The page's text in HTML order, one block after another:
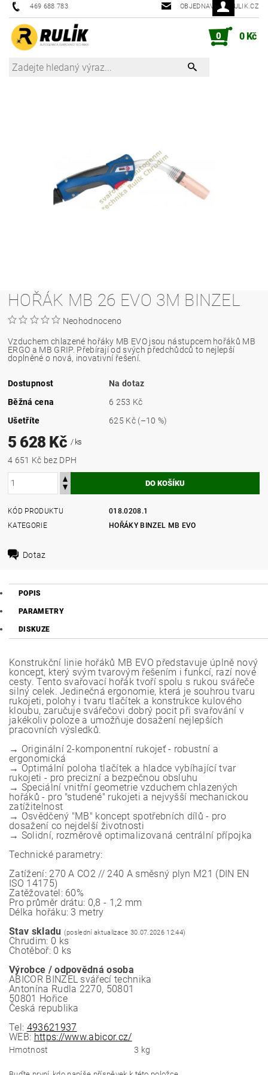
469 688 783 OBJEDNAVKY@RULIK.CZ
0 0 Kč
HOŘÁK MB 26 EVO 3M BINZEL
Neohodnoceno
Vzduchem chlazené hořáky MB EVO jsou nástupcem hořáků MB
ERGO a MB GRIP. Přebírají od svých předchůdců to nejlepší
doplněné o nová, inovativní řešení.
Dostupnost
Na dotaz
Běžná cena
6 253 Kč
Ušetříte
625 Kč (–10 %)
5 628 Kč / ks
4 651 Kč bez DPH
KÓD PRODUKTU
018.0208.1
KATEGORIE
HOŘÁKY BINZEL MB EVO
Dotaz
POPIS
PARAMETRY
DISKUZE
Konstrukční linie hořáků MB EVO představuje úplně nový
koncept, který svým tvarovým řešením i funkcí, razí nové
cesty. Tento svařovací hořák tvoří spolu s rukou svářeče
silný celek. Jedinečná ergonomie, která je souhrou tvaru
rukojeti, polohy i tvaru tlačítek a konstrukce kulového
kloubu, zaručuje svářečovi dobrý pocit při svařování v
jakékoliv poloze a umožňuje dosažení nejlepších
pracovních výsledků.
→ Originální 2-komponentní rukojeť - robustní a
ergonomická
→ Optimální poloha tlačítek a hladce vybíhající tvar
rukojeti - pro precizní a bezpečnou obsluhu
→ Speciální vnitřní geometrie vzduchem chlazených
hořáků - pro "studené" rukojeti a nejvyšší mechanickou
zatížitelnost
→ Osvědčený "MB" koncept spotřebních dílů - pro
dosažení co nejdelší životnosti
→ Solidní, rozměrově optimalizovaná centrální přípojka
Technické parametry:
Zatížení: 270 A CO2 // 240 A směsný plyn M21 (DIN EN
ISO 14175)
Zatěžovatel: 60%
Pro průměr drátu: 0,8 - 1,2 mm
Délka hořáku: 3 metry
Stav skladu (poslední aktualizace 30.07.2026 12:44)
Chrudim: 0 ks
Chotěboř: 0 ks
Výrobce / odpovědná osoba
ABICOR BINZEL svářecí technika
Antonína Rudla 2270, 50801
50801 Hořice
Česká republika
Tel: 493621937
WEB: https://www.abicor.cz/
Hmotnost 3 kg